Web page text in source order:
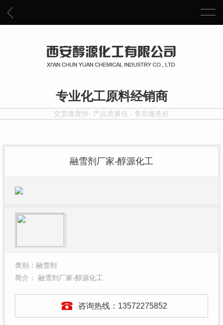
专业化工原料经销商
交货速度快- 产品质量佳 - 售后服务好
融雪剂厂家-醇源化工
类别：融雪剂
简介： 融雪剂厂家-醇源化工
咨询热线： 13572275852